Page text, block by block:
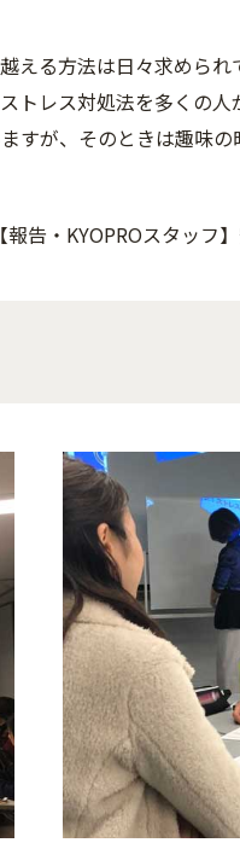
える方法は日々求めら
トレス対処法を多くの
すが、そのときは趣味
【報告・KYOPROスタッ